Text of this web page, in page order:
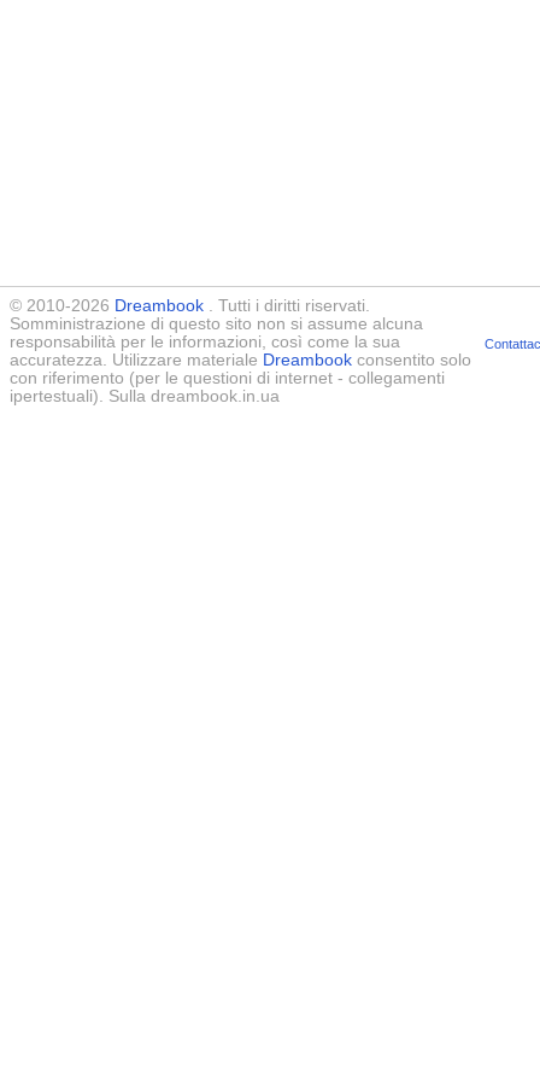
© 2010-2026 Dreambook . Tutti i diritti riservati.
Somministrazione di questo sito non si assume alcuna
responsabilità per le informazioni, così come la sua
accuratezza. Utilizzare materiale Dreambook consentito solo
con riferimento (per le questioni di internet - collegamenti
ipertestuali). Sulla dreambook.in.ua